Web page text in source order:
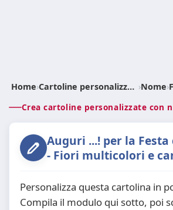
Home› Cartoline personalizzate ›Nome›
Crea cartoline personalizzate con
Auguri ...! per la
- Fiori multicolori e
Personalizza questa cartolina in
Compila il modulo qui sotto, poi